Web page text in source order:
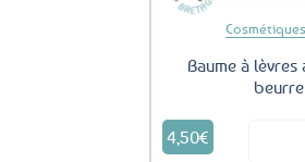
Baume à lèvres
4,50€